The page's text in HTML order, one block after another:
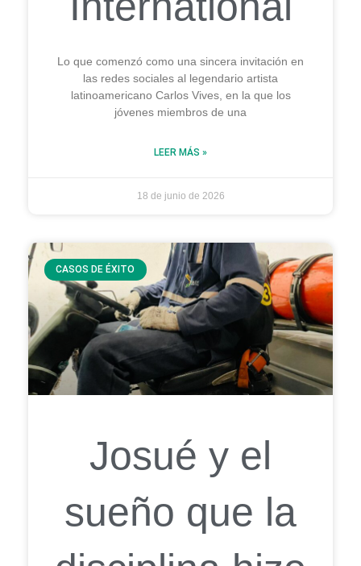
Lo que comenzó como una sincera invitación en
las redes sociales al legendario artista
latinoamericano Carlos Vives, en la que los
jóvenes miembros de una
LEER MÁS »
18 de junio de 2026
CASOS DE ÉXITO
Josué y el
sueño que la